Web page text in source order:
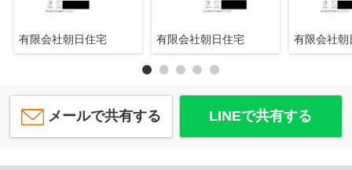
有限会社朝日住宅 有限会社朝日住宅 有限会社
メールで共有する LINEで共有する